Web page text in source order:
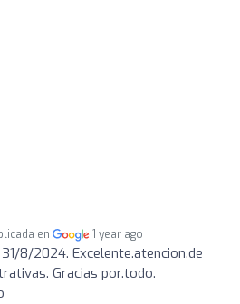
en 1 year ago
31/8/2024. Excelente.atencion.de
Gracias por.todo.